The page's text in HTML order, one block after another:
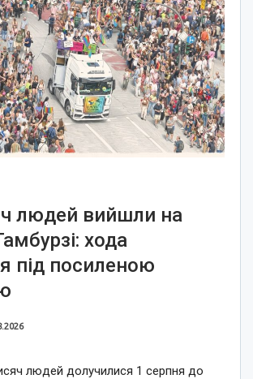
людей вийшли на
хода
під посиленою
людей долучилися 1 серпня до